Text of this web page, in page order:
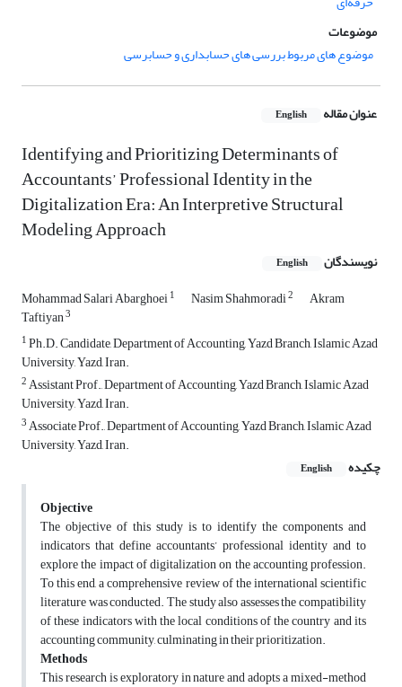
موضوعات
موضوع های مربوط بررسی های حسابداری و حسابرسی
عنوان مقاله English
Identifying and Prioritizing Determinants of
Accountants’ Professional Identity in the
Digitalization Era: An Interpretive Structural
Modeling Approach
نویسندگان English
Mohammad Salari Abarghoei1 Nasim Shahmoradi2 Akram
Taftiyan3
1Ph.D. Candidate, Department of Accounting, Yazd Branch, Islamic Azad
University, Yazd, Iran.
2Assistant Prof., Department of Accounting, Yazd Branch, Islamic Azad
University, Yazd, Iran.
3Associate Prof., Department of Accounting, Yazd Branch, Islamic Azad
University, Yazd, Iran.
چکیده
English
Objective
The objective of this study is to identify the components and
indicators that define accountants’ professional identity and to
explore the impact of digitalization on the accounting profession.
To this end, a comprehensive review of the international scientific
literature was conducted. The study also assesses the compatibility
of these indicators with the local conditions of the country and its
accounting community, culminating in their prioritization.
Methods
This research is exploratory in nature and adopts a mixed-method